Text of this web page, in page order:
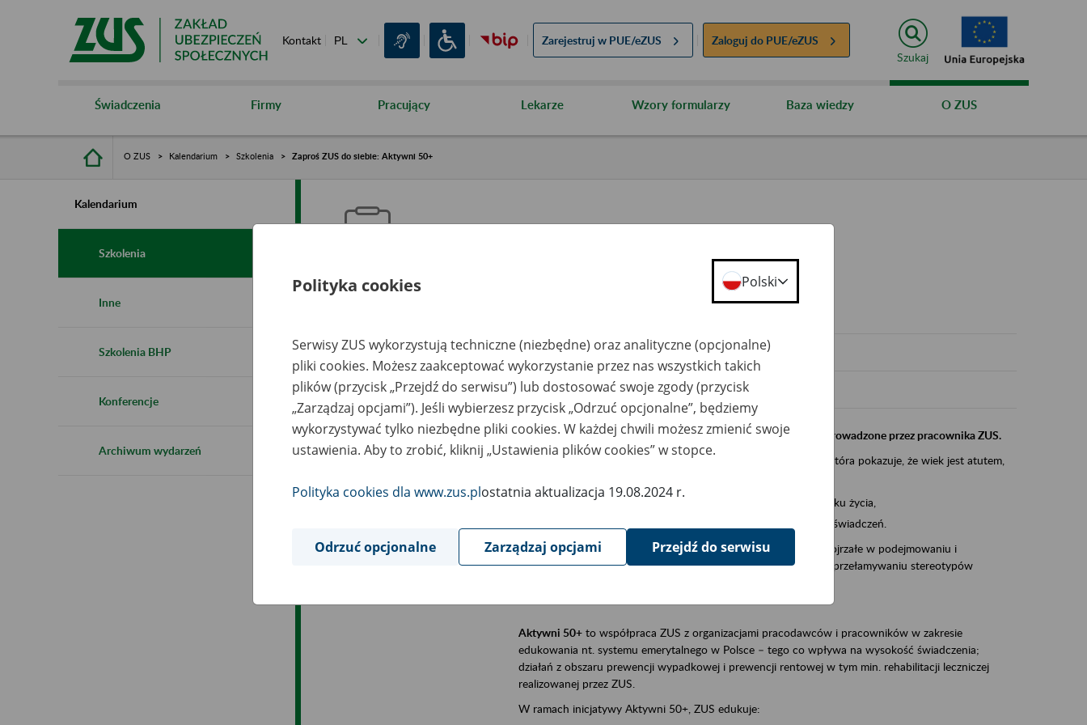
Kontakt Zarejestruj w PUE/eZUS Zaloguj do PUE/eZUS
Szukaj
Świadczenia Firmy Pracujący Lekarze Wzory formularzy Baza wiedzy O ZUS
O ZUS Kalendarium Szkolenia Zaproś ZUS do siebie: Aktywni 50+
Kalendarium
Szkolenia
Inne
Szkolenia BHP
Konferencje
Archiwum wydarzeń
Zaproś ZUS do siebie: Aktywni 50+
Rodzaj wydarzenia Szkolenia
Obszar merytoryczny Aktywni 50+, płatnicy, ubezpieczeni
Opis wydarzenia
Szkolenie stacjonarne w siedzibie firmy, instytucji, urzędu przeprowadzone przez pracownika ZUS.
Aktywni 50+
to inicjatywa Zakładu Ubezpieczeń Społecznych, która pokazuje, że wiek jest atutem,
promocja aktywności zawodowej osób po pięćdziesiątym roku życia,
zachęcanie do świadomego planowania kariery i przyszłych świadczeń.
ZUS przez działania informacyjne i edukacyjne wspiera osoby dojrzałe w podejmowaniu i
kontynuowaniu aktywności zawodowej, dbaniu o zdrowie oraz przełamywaniu stereotypów
Aktywni 50+to współpraca ZUS z organizacjami pracodawców i pracowników w zakresie
edukowania nt. systemu emerytalnego w Polsce – tego co wpływa na wysokość świadczenia;
działań z obszaru prewencji wypadkowej i prewencji rentowej w tym min. rehabilitacji leczniczej
realizowanej przez ZUS.
W ramach inicjatywy Aktywni 50+, ZUS edukuje:
Polityka cookies Polski
Serwisy ZUS wykorzystują techniczne (niezbędne) oraz analityczne (opcjonalne)
pliki cookies. Możesz zaakceptować wykorzystanie przez nas wszystkich takich
plików (przycisk „Przejdź do serwisu”) lub dostosować swoje zgody (przycisk
„Zarządzaj opcjami”). Jeśli wybierzesz przycisk „Odrzuć opcjonalne”, będziemy
wykorzystywać tylko niezbędne pliki cookies. W każdej chwili możesz zmienić swoje
ustawienia. Aby to zrobić, kliknij „Ustawienia plików cookies” w stopce.
Polityka cookies dla www.zus.plostatnia aktualizacja 19.08.2024 r.
Odrzuć opcjonalne Zarządzaj opcjami Przejdź do serwisu